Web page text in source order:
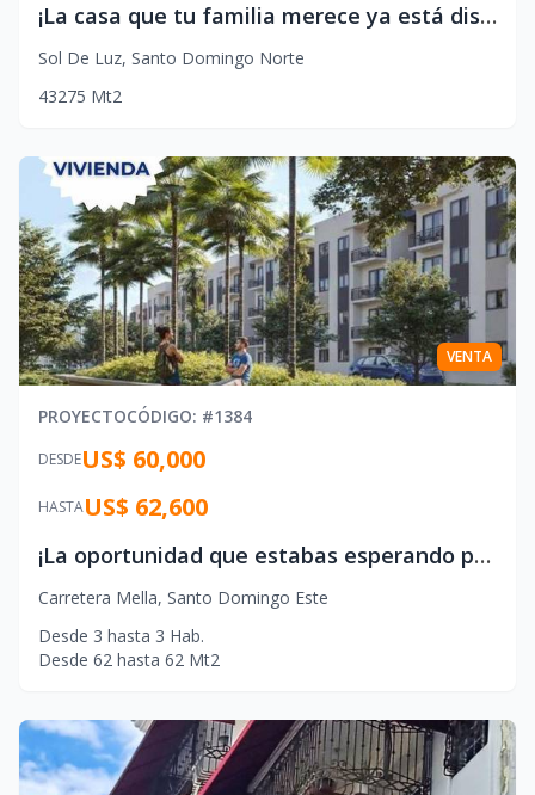
¡La casa que tu familia merece ya está disponible en el Residencial Sol de Luz, Santo Domingo Norte!
Sol De Luz, Santo Domingo Norte
43275 Mt2
VENTA
PROYECTOCÓDIGO: #1384
DESDEUS$ 60,000
HASTAUS$ 62,600
¡La oportunidad que estabas esperando para tener tu hogar propio!
Carretera Mella, Santo Domingo Este
Desde 3 hasta 3 Hab.
Desde 62 hasta 62 Mt2